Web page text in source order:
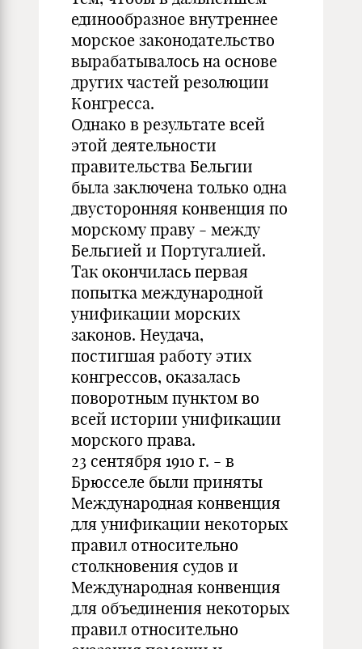
единообразное внутреннее
морское законодательство
вырабатывалось на основе
других частей резолюции
Конгресса.
Однако в результате всей
этой деятельности
правительства Бельгии
была заключена только одна
двусторонняя конвенция по
морскому праву - между
Бельгией и Португалией.
Так окончилась первая
попытка международной
унификации морских
законов. Неудача,
постигшая работу этих
конгрессов, оказалась
поворотным пунктом во
всей истории унификации
морского права.
23 сентября 1910 г. - в
Брюсселе были приняты
Международная конвенция
для унификации некоторых
правил относительно
столкновения судов и
Международная конвенция
для объединения некоторых
правил относительно